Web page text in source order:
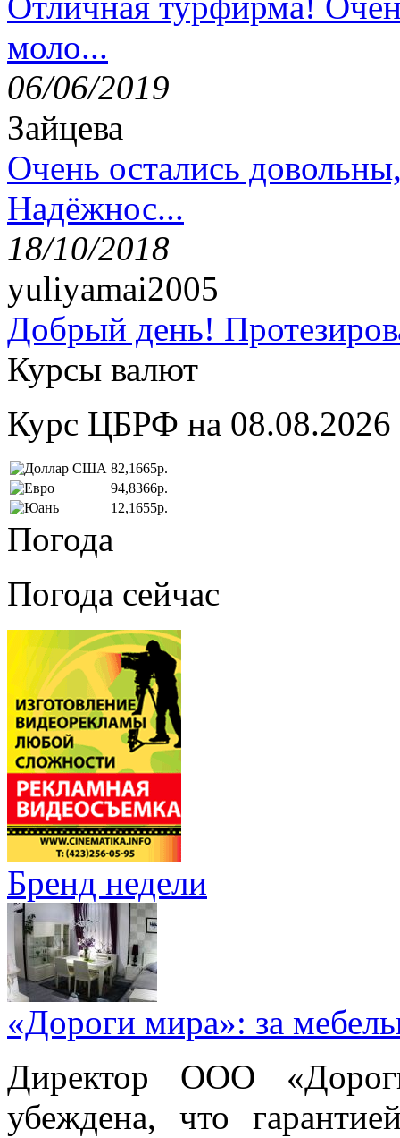
моло...
06/06/2019
Зайцева
Очень остались
Надёжнос...
18/10/2018
yuliyamai2005
Добрый день!
Курсы валют
Курс ЦБРФ на 08.08.2026
82,1665р.
94,8366р.
12,1655р.
Погода
Погода сейчас
Бренд недели
«Дороги мира»: за
Директор ООО
убеждена, что